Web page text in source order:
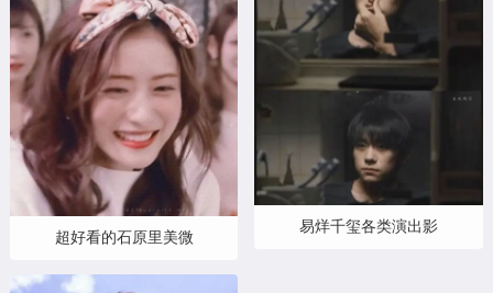
超好看的石原里美微
易烊千玺各类演出影